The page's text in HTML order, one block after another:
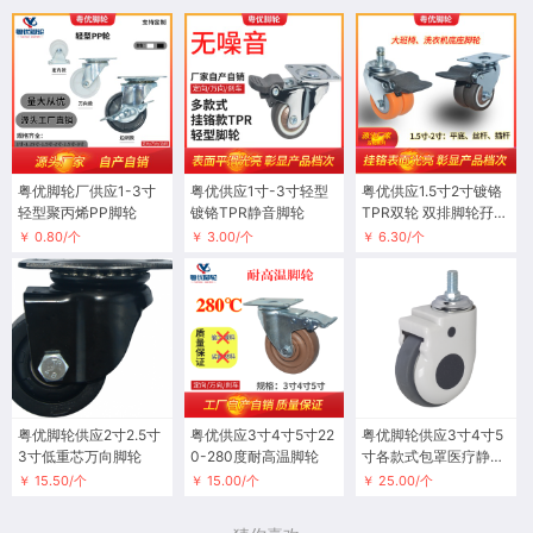
粤优脚轮厂供应1-3寸
轻型聚丙烯PP脚轮
￥ 0.80/个
粤优供应1寸-3寸轻型
镀铬TPR静音脚轮
￥ 3.00/个
粤优供应1.5寸2寸镀铬
TPR双轮 双排脚轮孖轮
大班椅轮
￥ 6.30/个
粤优脚轮供应2寸2.5寸
3寸低重芯万向脚轮
￥ 15.50/个
粤优供应3寸4寸5寸22
0-280度耐高温脚轮
￥ 15.00/个
粤优脚轮供应3寸4寸5
寸各款式包罩医疗静音
脚轮
￥ 25.00/个